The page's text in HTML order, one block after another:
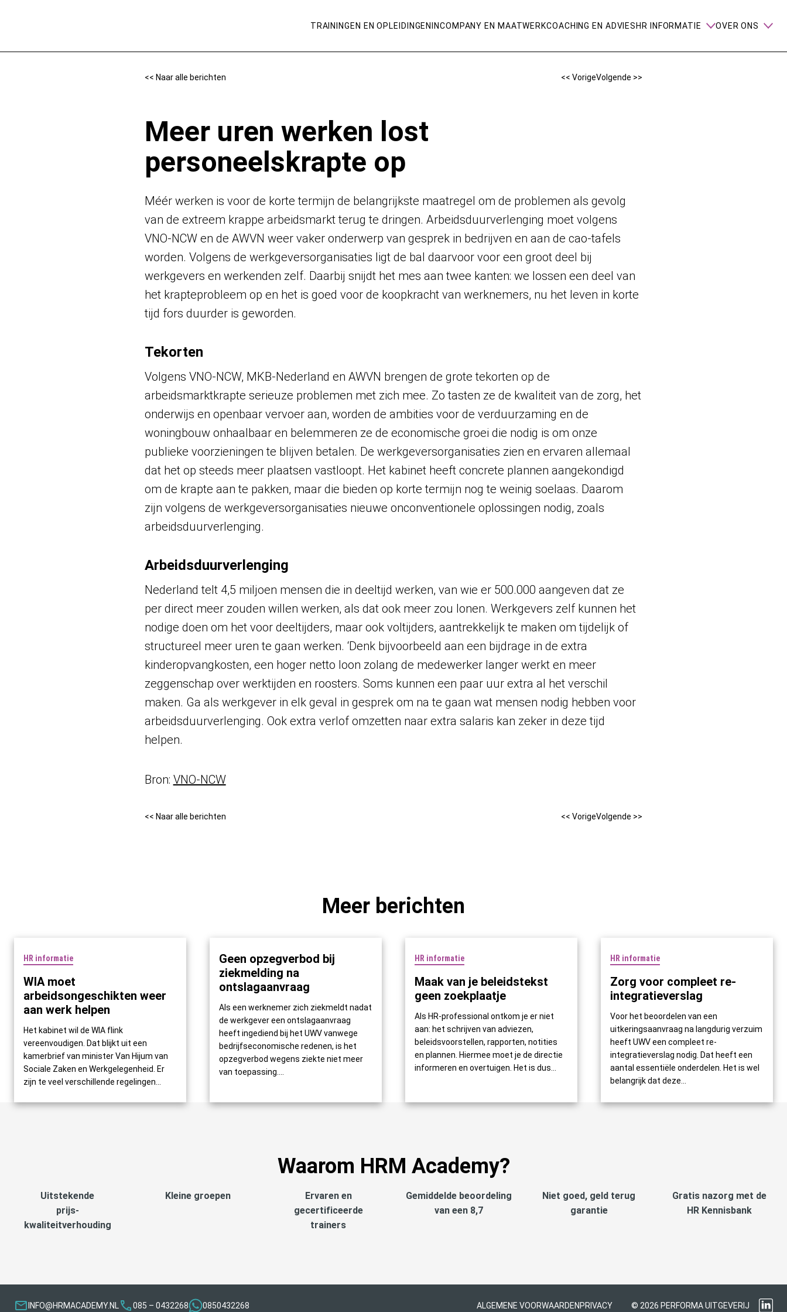
TRAININGEN EN OPLEIDINGEN INCOMPANY EN MAATWERKCOACHING EN ADVIES HR INFORMATIE OVER ONS
<< Naar alle berichten << VorigeVolgende >>
Meer uren werken lost
personeelskrapte op
Méér werken is voor de korte termijn de belangrijkste maatregel om de problemen als gevolg
van de extreem krappe arbeidsmarkt terug te dringen. Arbeidsduurverlenging moet volgens
VNO-NCW en de AWVN weer vaker onderwerp van gesprek in bedrijven en aan de cao-tafels
worden. Volgens de werkgeversorganisaties ligt de bal daarvoor voor een groot deel bij
werkgevers en werkenden zelf. Daarbij snijdt het mes aan twee kanten: we lossen een deel van
het krapteprobleem op en het is goed voor de koopkracht van werknemers, nu het leven in korte
tijd fors duurder is geworden.
Tekorten
Volgens VNO-NCW, MKB-Nederland en AWVN brengen de grote tekorten op de
arbeidsmarktkrapte serieuze problemen met zich mee. Zo tasten ze de kwaliteit van de zorg, het
onderwijs en openbaar vervoer aan, worden de ambities voor de verduurzaming en de
woningbouw onhaalbaar en belemmeren ze de economische groei die nodig is om onze
publieke voorzieningen te blijven betalen. De werkgeversorganisaties zien en ervaren allemaal
dat het op steeds meer plaatsen vastloopt. Het kabinet heeft concrete plannen aangekondigd
om de krapte aan te pakken, maar die bieden op korte termijn nog te weinig soelaas. Daarom
zijn volgens de werkgeversorganisaties nieuwe onconventionele oplossingen nodig, zoals
arbeidsduurverlenging.
Arbeidsduurverlenging
Nederland telt 4,5 miljoen mensen die in deeltijd werken, van wie er 500.000 aangeven dat ze
per direct meer zouden willen werken, als dat ook meer zou lonen. Werkgevers zelf kunnen het
nodige doen om het voor deeltijders, maar ook voltijders, aantrekkelijk te maken om tijdelijk of
structureel meer uren te gaan werken. ‘Denk bijvoorbeeld aan een bijdrage in de extra
kinderopvangkosten, een hoger netto loon zolang de medewerker langer werkt en meer
zeggenschap over werktijden en roosters. Soms kunnen een paar uur extra al het verschil
maken. Ga als werkgever in elk geval in gesprek om na te gaan wat mensen nodig hebben voor
arbeidsduurverlenging. Ook extra verlof omzetten naar extra salaris kan zeker in deze tijd
helpen.
Bron: VNO-NCW
<< Naar alle berichten << VorigeVolgende >>
Meer berichten
HR informatie
WIA moet
arbeidsongeschikten weer
aan werk helpen
Het kabinet wil de WIA flink
vereenvoudigen. Dat blijkt uit een
kamerbrief van minister Van Hijum van
Sociale Zaken en Werkgelegenheid. Er
zijn te veel verschillende regelingen...
Geen opzegverbod bij
ziekmelding na
ontslagaanvraag
Als een werknemer zich ziekmeldt nadat
de werkgever een ontslagaanvraag
heeft ingediend bij het UWV vanwege
bedrijfseconomische redenen, is het
opzegverbod wegens ziekte niet meer
van toepassing....
HR informatie
Maak van je beleidstekst
geen zoekplaatje
Als HR-professional ontkom je er niet
aan: het schrijven van adviezen,
beleidsvoorstellen, rapporten, notities
en plannen. Hiermee moet je de directie
informeren en overtuigen. Het is dus...
HR informatie
Zorg voor compleet re-
integratieverslag
Voor het beoordelen van een
uitkeringsaanvraag na langdurig verzuim
heeft UWV een compleet re-
integratieverslag nodig. Dat heeft een
aantal essentiële onderdelen. Het is wel
belangrijk dat deze...
Waarom HRM Academy?
Uitstekende
prijs-
kwaliteitverhouding
Kleine groepen
Ervaren en
gecertificeerde
trainers
Gemiddelde beoordeling
van een 8,7
Niet goed, geld terug
garantie
Gratis nazorg met de
HR Kennisbank
INFO@HRMACADEMY.NL 085 – 0432268 0850432268 ALGEMENE VOORWAARDEN PRIVACY © 2026 PERFORMA UITGEVERIJ